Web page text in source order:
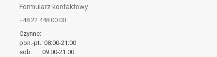
Formularz kontaktowy
+48 22 448 00 00
Czynne:
pon.-pt.: 08:00-21:00
sob.: 09:00-21:00